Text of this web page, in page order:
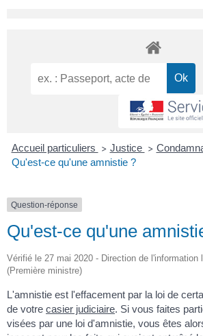
Accueil particuliers > Justice >
Qu'est-ce qu'une amnistie ?
Question-réponse
Qu'est-ce qu'une
Vérifié le 27 mai 2020 - Direction de l'information
(Première ministre)
L'amnistie est l'effacement par la loi de
de votre casier judiciaire. Si vous faites
visées par une loi d'amnistie, vous êtes